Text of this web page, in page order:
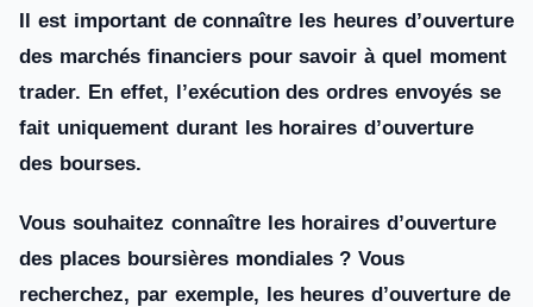
Il est important de connaître les heures d’ouverture
des marchés financiers pour savoir à quel moment
trader. En effet, l’exécution des ordres envoyés se
fait uniquement durant les horaires d’ouverture
des bourses.
Vous souhaitez connaître les horaires d’ouverture
des places boursières mondiales ? Vous
recherchez, par exemple, les heures d’ouverture de